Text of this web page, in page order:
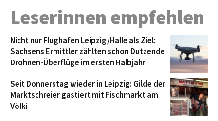
Leserinnen empfehlen
Nicht nur Flughafen Leipzig/Halle als Ziel:
Sachsens Ermittler zählten schon Dutzende
Drohnen-Überflüge im ersten Halbjahr
Seit Donnerstag wieder in Leipzig: Gilde der
Marktschreier gastiert mit Fischmarkt am
Völki